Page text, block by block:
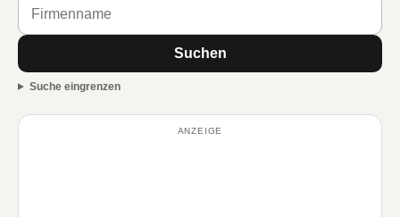
Suchen
Suche eingrenzen
ANZEIGE